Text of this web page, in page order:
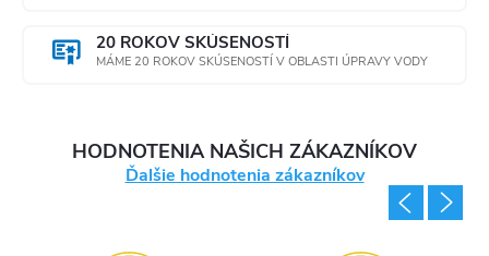
20 ROKOV SKÚSENOSTÍ
MÁME 20 ROKOV SKÚSENOSTÍ V OBLASTI ÚPRAVY VODY
HODNOTENIA NAŠICH ZÁKAZNÍKOV
Ďalšie hodnotenia zákazníkov